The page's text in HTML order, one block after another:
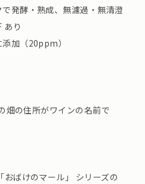
発酵・熟成、無濾過・無清澄
あり
加（20ppm）
畑の住所がワインの名前で
ばけのマール」 シリーズの